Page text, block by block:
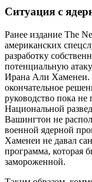
Ситуация с
Ранее издание The
американских
разработку
потенциальную
Ирана Али Хаменеи.
окончательное
руководство пока не
Национальной
Вашингтон не
военной ядерной
Хаменеи не давал
программа, которая
замороженной.